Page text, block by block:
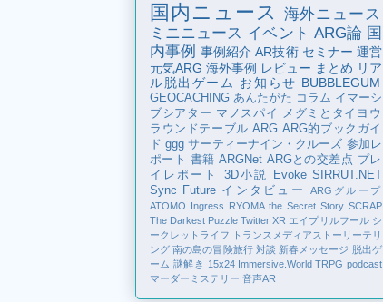
国内ニュース
海外ニュース
ミニニュース イベント ARG論 国
内事例 事例紹介 AR技術 セミナー 運営
元気ARG 海外事例 レビュー まとめ リア
ル脱出ゲーム
お知らせ BUBBLEGUM
GEOCACHING あんたがた コラム イマーシ
ブシアター マノスパイ
メグミとタイヨウ
ラウンドテーブル ARG ARG的ブックガイ
ド ggg サーティーナイン・クルーズ 参加レ
ポート 書籍 ARGNet ARGとの交差点 プレ
イレポート
3D小説 Evoke SIRRUT.NET
Sync Future インタビュー
ARGグループ
ATOMO Ingress RYOMA the Secret Story SCRAP
The Darkest Puzzle Twitter XR エイプリルフール シ
ークレットライフ
トランスメディアストーリーテリ
ング 南の島の冒険旅行 対談 新春メッセージ 脱出ゲ
ーム 謎解き 15x24 Immersive.World TRPG podcast
マーダーミステリー 音声AR